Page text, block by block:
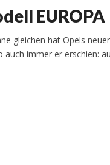
EUROPA
gleichen hat Opels
auch immer er erschien: